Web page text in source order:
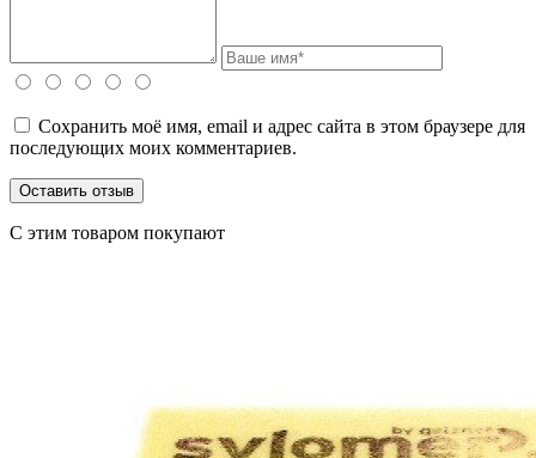
Сохранить моё имя, email и адрес сайта в этом браузере для
последующих моих комментариев.
C этим товаром покупают